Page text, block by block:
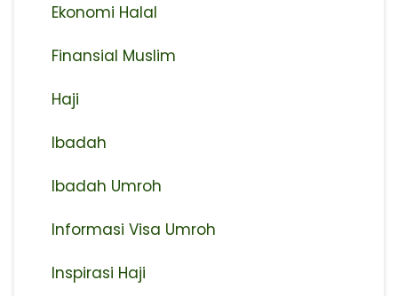
Ekonomi Halal
Finansial Muslim
Haji
Ibadah
Ibadah Umroh
Informasi Visa Umroh
Inspirasi Haji